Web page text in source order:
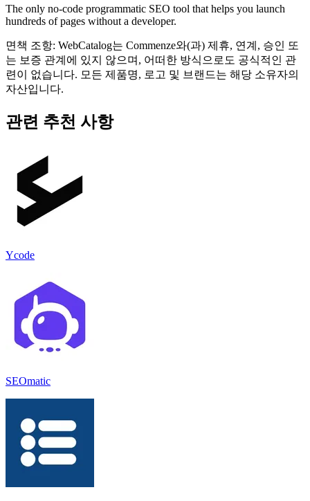
The only no-code programmatic SEO tool that helps you launch
hundreds of pages without a developer.
면책 조항: WebCatalog는 Commenze와(과) 제휴, 연계, 승인 또
는 보증 관계에 있지 않으며, 어떠한 방식으로도 공식적인 관
련이 없습니다. 모든 제품명, 로고 및 브랜드는 해당 소유자의
자산입니다.
관련 추천 사항
Ycode
SEOmatic